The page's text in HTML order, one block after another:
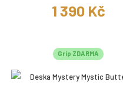
1 390 Kč
Grip ZDARMA